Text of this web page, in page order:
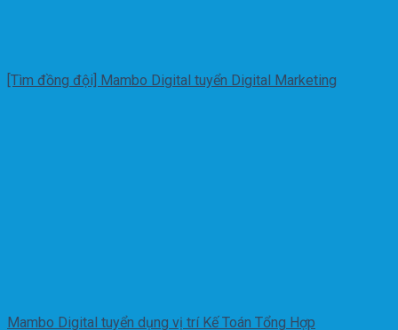
[Tìm đồng đội] Mambo Digital tuyển Digital Marketing
Mambo Digital tuyển dụng vị trí Kế Toán Tổng Hợp